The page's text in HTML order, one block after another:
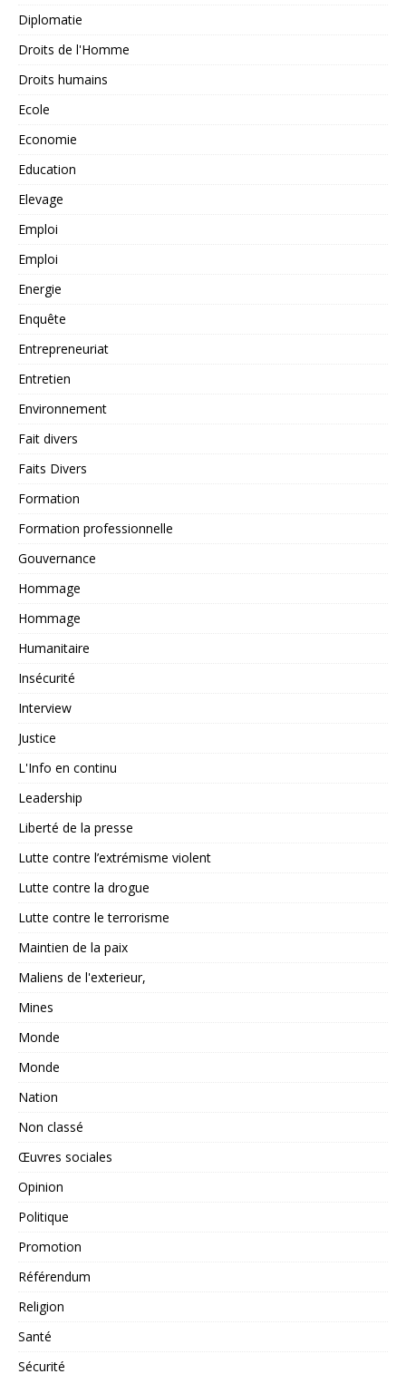
Diplomatie
Droits de l'Homme
Droits humains
Ecole
Economie
Education
Elevage
Emploi
Emploi
Energie
Enquête
Entrepreneuriat
Entretien
Environnement
Fait divers
Faits Divers
Formation
Formation professionnelle
Gouvernance
Hommage
Hommage
Humanitaire
Insécurité
Interview
Justice
L'Info en continu
Leadership
Liberté de la presse
Lutte contre l’extrémisme violent
Lutte contre la drogue
Lutte contre le terrorisme
Maintien de la paix
Maliens de l'exterieur,
Mines
Monde
Monde
Nation
Non classé
Œuvres sociales
Opinion
Politique
Promotion
Référendum
Religion
Santé
Sécurité